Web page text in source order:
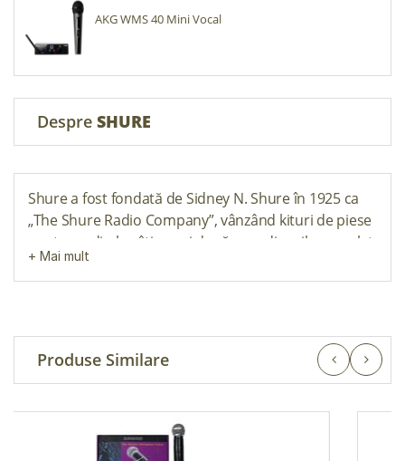
AKG WMS 40 Mini Vocal
Despre SHURE
Shure a fost fondată de Sidney N. Shure în 1925 ca
„The Shure Radio Company”, vânzând kituri de piese
pentru radio la câțiva ani după ce radiourile complet
fabricate au devenit disponibile comercial. Biroul
companiei era situat la 19 South Wells Street în
corespondență directă, care era unul dintre cele
șase cataloage de piese radio din Statele Unite la
peste 75 de angajați, iar fratele lui Sidney, Samuel J.
Shure, s-a alăturat companiei, care a fost
Produse Similare